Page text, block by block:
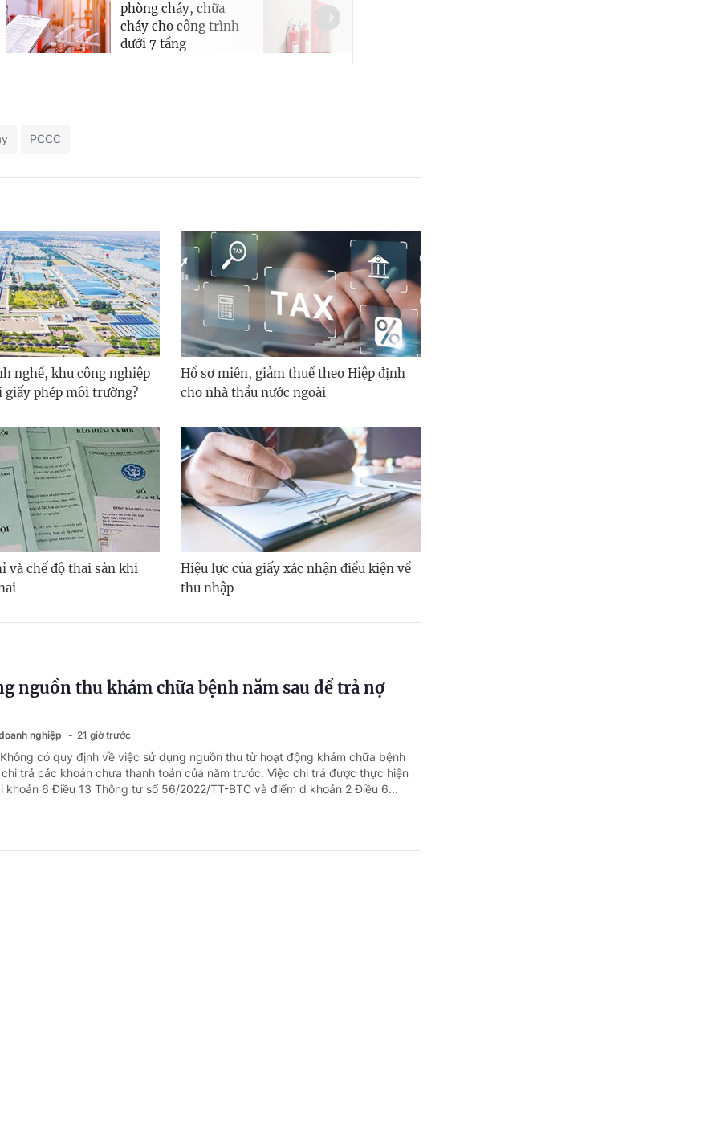
phòng cháy, chữa
cháy cho công trình
dưới 7 tầng
PCCC
nghề, khu công nghiệp
giấy phép môi trường?
Hồ sơ miễn, giảm thuế theo Hiệp định
cho nhà thầu nước ngoài
và chế độ thai sản khi
Hiệu lực của giấy xác nhận điều kiện về
thu nhập
nguồn thu khám chữa bệnh năm sau để trả nợ
nghiệp 21 giờ trước
có quy định về việc sử dụng nguồn thu từ hoạt động khám chữa bệnh
trả các khoản chưa thanh toán của năm trước. Việc chi trả được thực hiện
khoản 6 Điều 13 Thông tư số 56/2022/TT-BTC và điểm d khoản 2 Điều 6...